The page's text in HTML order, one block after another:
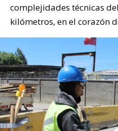
complejidades técnicas
kilómetros, en el corazón